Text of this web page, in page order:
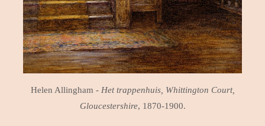
Helen Allingham - Het trappenhuis, Whittington Court,
Gloucestershire, 1870-1900.